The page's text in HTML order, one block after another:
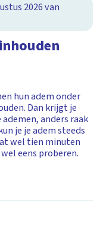
2026 van
hun adem onder
Dan krijgt je
anders raak
je je adem steeds
wel tien minuten
eens proberen.